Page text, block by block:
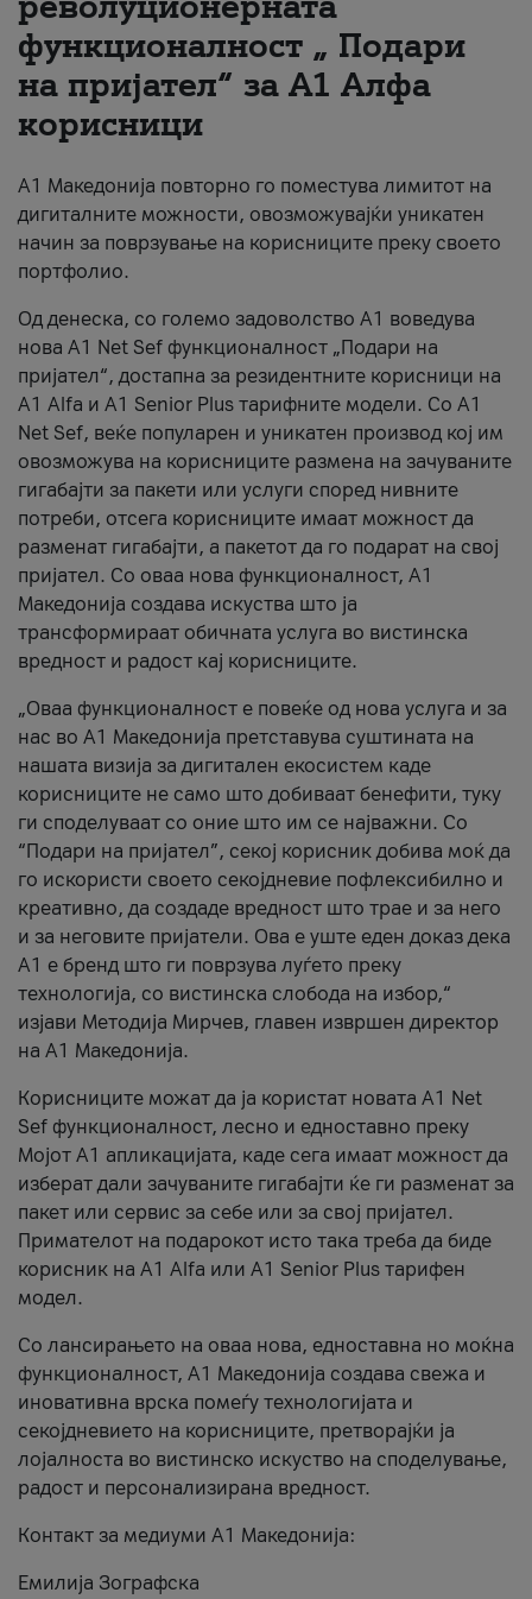
За нас
#ПодобарОнлајн
функционалност „ Подари
на пријател“ за А1 Алфа
корисници
А1 Македонија повторно го поместува лимитот на
дигиталните можности, овозможувајќи уникатен
начин за поврзување на корисниците преку своето
портфолио.
Од денеска, со големо задоволство А1 воведува
нова A1 Net Sef функционалност „Подари на
пријател“, достапна за резидентните корисници на
А1 Alfa и A1 Senior Plus тарифните модели. Со A1
Net Sef, веќе популарен и уникатен производ кој им
овозможува на корисниците размена на зачуваните
гигабајти за пакети или услуги според нивните
потреби, отсега корисниците имаат можност да
разменат гигабајти, а пакетот да го подарат на свој
пријател. Со оваа нова функционалност, А1
Македонија создава искуства што ја
трансформираат обичната услуга во вистинска
вредност и радост кај корисниците.
„Оваа функционалност е повеќе од нова услуга и за
нас во А1 Македонија претставува суштината на
нашата визија за дигитален екосистем каде
корисниците не само што добиваат бенефити, туку
ги споделуваат со оние што им се најважни. Со
“Подари на пријател”, секој корисник добива моќ да
го искористи своето секојдневие пофлексибилно и
креативно, да создаде вредност што трае и за него
и за неговите пријатели. Ова е уште еден доказ дека
А1 е бренд што ги поврзува луѓето преку
технологија, со вистинска слобода на избор,“
изјави Методија Мирчев, главен извршен директор
на А1 Македонија.
Корисниците можат да ја користат новата А1 Net
Sef функционалност, лесно и едноставно преку
Мојот А1 апликацијата, каде сега имаат можност да
изберат дали зачуваните гигабајти ќе ги разменат за
пакет или сервис за себе или за свој пријател.
Примателот на подарокот исто така треба да биде
корисник на А1 Alfa или A1 Senior Plus тарифен
модел.
Со лансирањето на оваа нова, едноставна но моќна
функционалност, А1 Македонија создава свежа и
иновативна врска помеѓу технологијата и
секојдневието на корисниците, претворајќи ја
лојалноста во вистинско искуство на споделување,
радост и персонализирана вредност.
Контакт за медиуми А1 Македонија:
Емилија Зографска